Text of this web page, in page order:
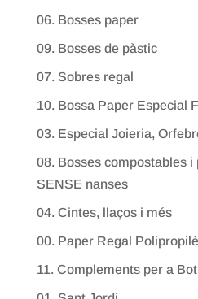
06. Bosses paper
09. Bosses de pàstic
07. Sobres regal
10. Bossa Paper Especial
03. Especial Joieria,
08. Bosses compostables
SENSE nanses
04. Cintes, llaços i més
00. Paper Regal
11. Complements per a